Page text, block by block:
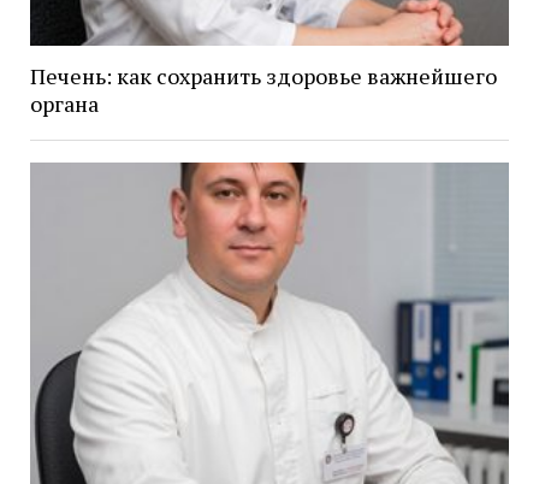
Печень: как сохранить здоровье важнейшего
органа